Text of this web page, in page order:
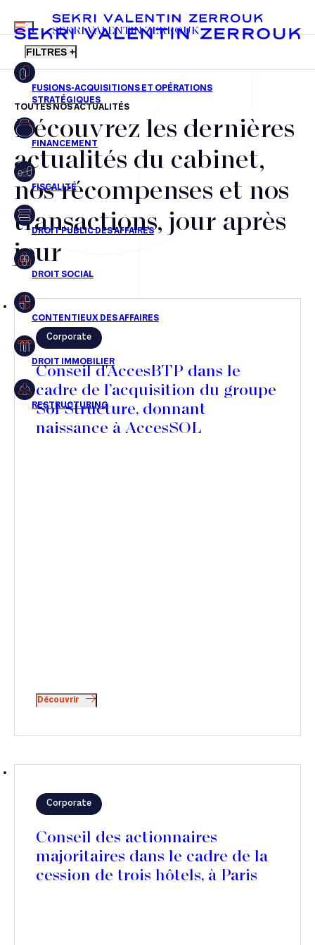
FR EN
MENU
SEKRI VALENTIN ZERROUK
FILTRES +
Fusions-acquisitions et opérations stratégiques
Financement
Fiscalité
Droit public des affaires
Droit social
Droit immobilier
Restructuring
Article
TOUTES NOS ACTUALITÉS
Découvrez les dernières
actualités du cabinet,
nos récompenses et nos
transactions, jour après
jour
Corporate
Conseil d'AccesBTP dans le
cadre de l’acquisition du groupe
Sol Structure, donnant
naissance à AccesSOL
Découvrir
Corporate
Conseil des actionnaires
majoritaires dans le cadre de la
cession de trois hôtels, à Paris